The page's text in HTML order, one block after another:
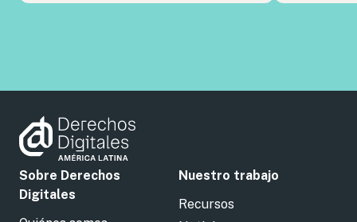
Sobre Derechos
Digitales
Nuestro trabajo
Recursos